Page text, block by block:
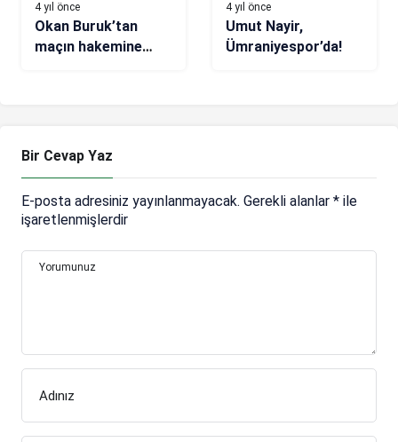
4 yıl önce
Okan Buruk’tan
maçın hakemine
4 yıl önce
Umut Nayir,
Ümraniyespor’da!
Bir Cevap Yaz
E-posta adresiniz yayınlanmayacak. Gerekli alanlar * ile
işaretlenmişlerdir
Yorumunuz
Adınız